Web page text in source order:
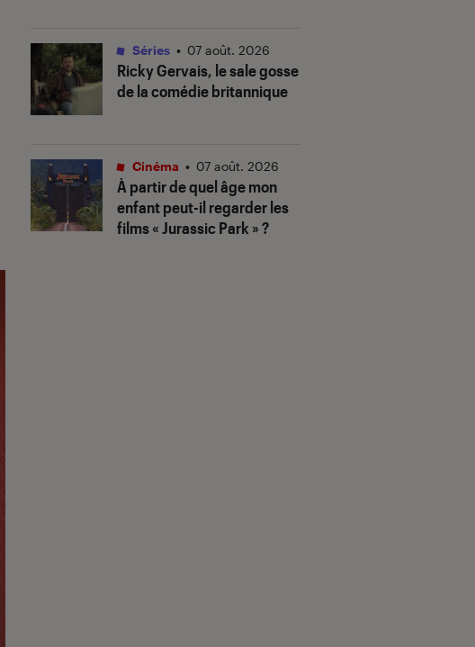
Ricky Gervais, le sale gosse
de la comédie britannique
Séries • 07 août. 2026
À partir de quel âge mon
enfant peut-il regarder les
films « Jurassic Park » ?
Cinéma • 07 août. 2026